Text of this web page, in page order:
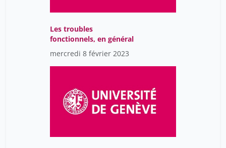
Les troubles
fonctionnels, en général
mercredi 8 février 2023